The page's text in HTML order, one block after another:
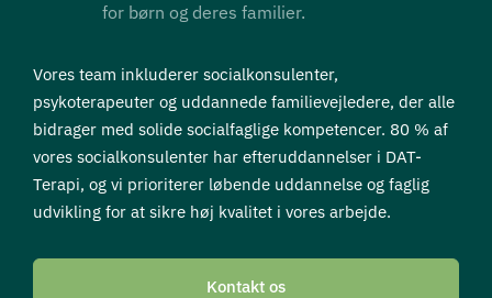
for børn og deres familier.
Vores team inkluderer socialkonsulenter,
psykoterapeuter og uddannede familievejledere, der alle
bidrager med solide socialfaglige kompetencer. 80 % af
vores socialkonsulenter har efteruddannelser i DAT-
Terapi, og vi prioriterer løbende uddannelse og faglig
udvikling for at sikre høj kvalitet i vores arbejde.
Kontakt os